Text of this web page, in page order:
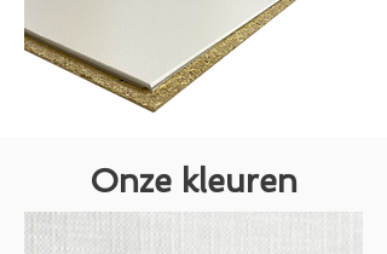
Onze kleuren